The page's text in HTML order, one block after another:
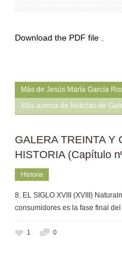
Download the PDF file .
Más de Jesús María García
Más acerca de Noticias de
GALERA TREINTA Y
HISTORIA (Capítulo
Historia
8. EL SIGLO XVIII (XVIII)
consumidores es la fase final
1 0